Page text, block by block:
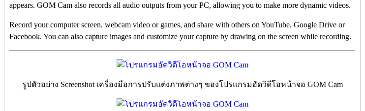
appears. GOM Cam also records all audio outputs from your PC, allowing you to make more dynamic videos.
Record your computer screen, webcam video or games, and share with others on YouTube, Google Drive or
Facebook. You can also capture images and customize your capture by drawing on the screen while recording.
รูปตัวอย่าง Screenshot เครื่องมือการปรับแต่งภาพต่างๆ ของโปรแกรมอัดวิดีโอหน้าจอ GOM Cam